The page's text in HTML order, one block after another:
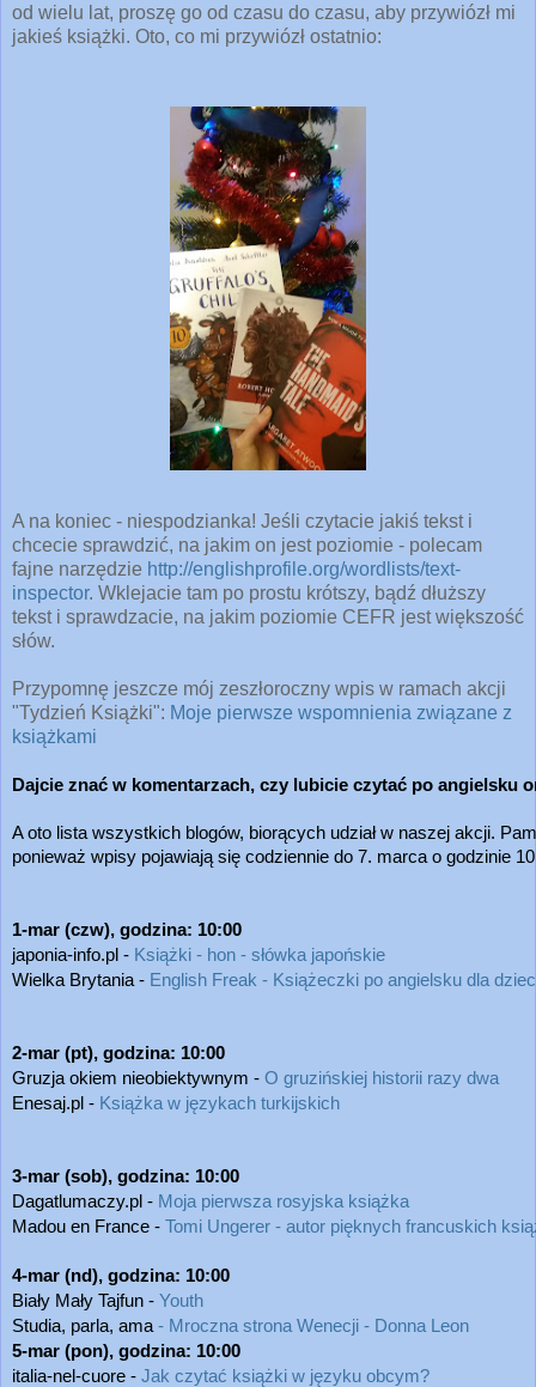
od wielu lat, proszę go od czasu do czasu, aby przywiózł mi
jakieś książki. Oto, co mi przywiózł ostatnio:
A na koniec - niespodzianka! Jeśli czytacie jakiś tekst i
chcecie sprawdzić, na jakim on jest poziomie - polecam
fajne narzędzie http://englishprofile.org/wordlists/text-
inspector. Wklejacie tam po prostu krótszy, bądź dłuższy
tekst i sprawdzacie, na jakim poziomie CEFR jest większość
słów.
Przypomnę jeszcze mój zeszłoroczny wpis w ramach akcji
"Tydzień Książki": Moje pierwsze wspomnienia związane z
książkami
Dajcie znać w komentarzach, czy lubicie czytać po angielsku
A oto lista wszystkich blogów, biorących udział w naszej akcji.
ponieważ wpisy pojawiają się codziennie do 7. marca o godzinie
1-mar (czw), godzina: 10:00
japonia-info.pl - Książki - hon - słówka japońskie
Wielka Brytania - English Freak - Książeczki po angielsku dla
2-mar (pt), godzina: 10:00
Gruzja okiem nieobiektywnym - O gruzińskiej historii razy dwa
Enesaj.pl - Książka w językach turkijskich
3-mar (sob), godzina: 10:00
Dagatlumaczy.pl - Moja pierwsza rosyjska książka
Madou en France - Tomi Ungerer - autor pięknych francuskich
4-mar (nd), godzina: 10:00
Biały Mały Tajfun - Youth
Studia, parla, ama - Mroczna strona Wenecji - Donna Leon
5-mar (pon), godzina: 10:00
italia-nel-cuore - Jak czytać książki w języku obcym?